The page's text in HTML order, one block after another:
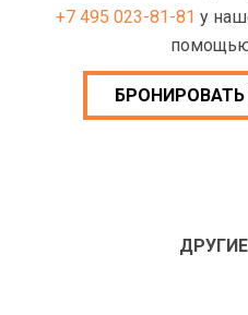
+7 495 023-81-81 у